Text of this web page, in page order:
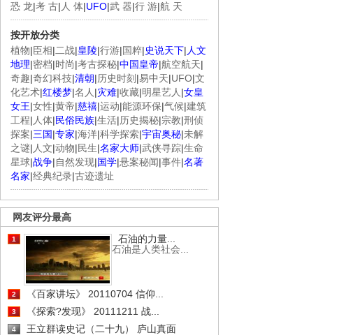
恐 龙|考 古| 人 体|UFO|武 器|行 游|航 天
按开放分类
植物|臣相|二战|皇陵|行游|国粹|史说天下| 人文
地理|密档|时尚|考古探秘|中国皇帝|航空航天|
奇趣|奇幻科技|清朝|历史时刻 |易中天|UFO|文
化艺术|红楼梦|名人 |灾难|收藏|明星艺人 |女皇
女王|女性|黄帝|慈禧|运动|能源环保|气候|建筑
工程| 人体|民俗民族|生活|历史揭秘|宗教|刑侦
探案|三国|专家|海洋|科学探索|宇宙奥秘|未解
之谜| 人文|动物|民生|名家大师|武侠寻踪|生命
星球|战争|自然发现|国学|悬案秘闻|事件|名著
名家|经典纪录|古迹遗址
网友评分最高
1
石油的力量...
石油是人类社会...
2 《百家讲坛》 20110704 信仰...
3 《探索?发现》 20111211 战...
4 王立群读史记（二十九） 庐山真面